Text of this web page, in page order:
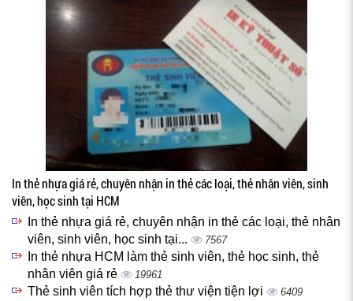
In thẻ nhựa giá rẻ, chuyên nhận in thẻ các loại, thẻ nhân viên, sinh
viên, học sinh tại HCM
In thẻ nhựa giá rẻ, chuyên nhận in thẻ các loại, thẻ nhân
viên, sinh viên, học sinh tại...
7567
In thẻ nhựa HCM làm thẻ sinh viên, thẻ học sinh, thẻ
nhân viên giá rẻ
19961
Thẻ sinh viên tích hợp thẻ thư viện tiện lợi 6409